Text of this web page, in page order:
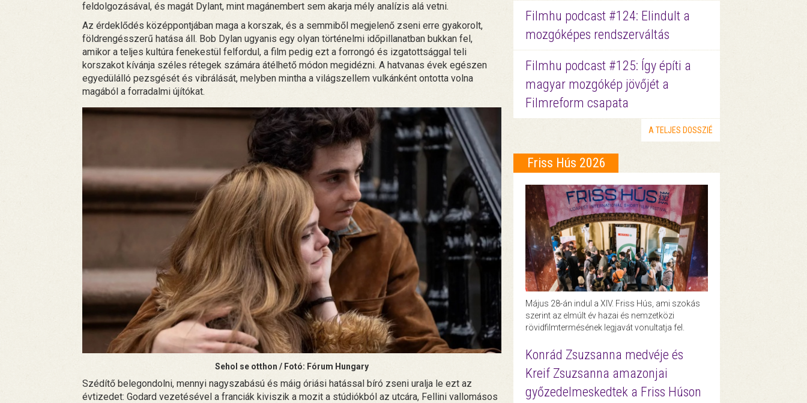
feldolgozásával, és magát Dylant, mint magánembert sem akarja mély analízis alá vetni.
Az érdeklődés középpontjában maga a korszak, és a semmiből megjelenő zseni erre gyakorolt,
földrengésszerű hatása áll. Bob Dylan ugyanis egy olyan történelmi időpillanatban bukkan fel,
amikor a teljes kultúra fenekestül felfordul, a film pedig ezt a forrongó és izgatottsággal teli
korszakot kívánja széles rétegek számára átélhető módon megidézni. A hatvanas évek egészen
egyedülálló pezsgését és vibrálását, melyben mintha a világszellem vulkánként ontotta volna
magából a forradalmi újítókat.
Sehol se otthon / Fotó: Fórum Hungary
Szédítő belegondolni, mennyi nagyszabású és máig óriási hatással bíró zseni uralja le ezt az
évtizedet: Godard vezetésével a franciák kiviszik a mozit a stúdiókból az utcára, Fellini vallomásos
Filmhu podcast #124: Elindult a
mozgóképes rendszerváltás
Filmhu podcast #125: Így építi a
magyar mozgókép jövőjét a
Filmreform csapata
A TELJES DOSSZIÉ
Friss Hús 2026
Május 28-án indul a XIV. Friss Hús, ami szokás
szerint az elmúlt év hazai és nemzetközi
rövidfilmtermésének legjavát vonultatja fel.
Konrád Zsuzsanna medvéje és
Kreif Zsuzsanna amazonjai
győzedelmeskedtek a Friss Húson